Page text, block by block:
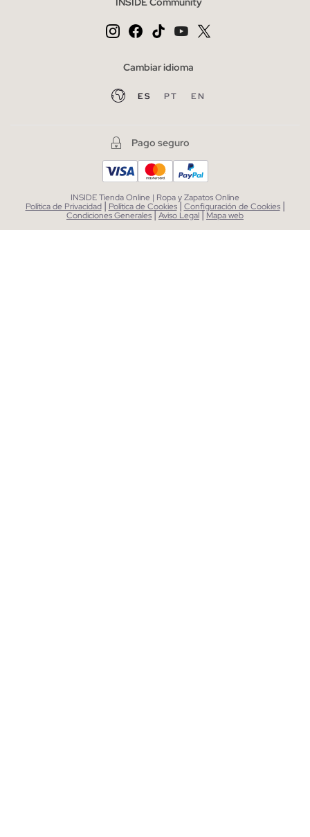
Cambiar idioma
ES PT EN
Pago seguro
INSIDE Tienda Online | Ropa y Zapatos Online
Política de Privacidad | Política de Cookies| Configuración de Cookies |
Condiciones Generales|Aviso Legal| Mapa web